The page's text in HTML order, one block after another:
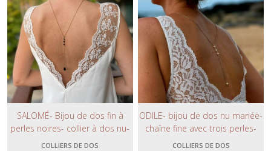
SALOMÉ- Bijou de dos fin à
perles noires- collier à dos nu-
minimaliste et chic.
COLLIERS DE DOS
ODILE- bijou de dos nu mariée-
chaîne fine avec trois perles-
collier chic et bohème.
COLLIERS DE DOS